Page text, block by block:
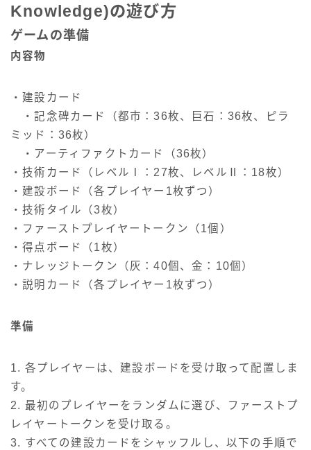
Knowledge)の遊び方
ゲームの準備
内容物
・建設カード
・記念碑カード（都市：36枚、巨石：36枚、ピラ
ミッド：36枚）
・アーティファクトカード（36枚）
・技術カード（レベルⅠ：27枚、レベルⅡ：18枚）
・建設ボード（各プレイヤー1枚ずつ）
・技術タイル（3枚）
・ファーストプレイヤートークン（1個）
・得点ボード（1枚）
・ナレッジトークン（灰：40個、金：10個）
・説明カード（各プレイヤー1枚ずつ）
準備
1. 各プレイヤーは、建設ボードを受け取って配置しま
す。
2. 最初のプレイヤーをランダムに選び、ファーストプ
レイヤートークンを受け取る。
3. すべての建設カードをシャッフルし、以下の手順で